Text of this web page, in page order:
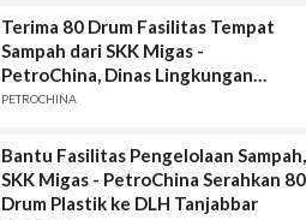
Terima 80 Drum Fasilitas Tempat
Sampah dari SKK Migas -
PetroChina, Dinas Lingkungan
Hidup Tanjabbar Beri Apresiasi
PETROCHINA
Bantu Fasilitas Pengelolaan Sampah,
SKK Migas - PetroChina Serahkan 80
Drum Plastik ke DLH Tanjabbar